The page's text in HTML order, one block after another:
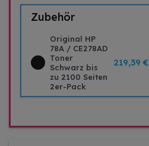
Zubehör
Original HP
78A / CE278AD
Toner
Schwarz bis
zu 2100 Seiten
2er-Pack
219,39 €